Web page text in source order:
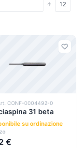
CONF-0004492-0
31 beta
su ordinazione
€